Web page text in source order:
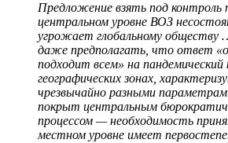
Предложение взять под контроль
центральном уровне ВОЗ
угрожает глобальному обществу
даже предполагать, что ответ
подходит всем» на пандемический
географических зонах,
чрезвычайно разными
покрыт центральным
процессом — необходимость
местном уровне имеет